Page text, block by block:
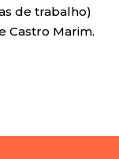
de trabalho)
Castro Marim.